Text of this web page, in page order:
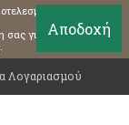
σας για τηΑποδοχή
Λογαριασμού